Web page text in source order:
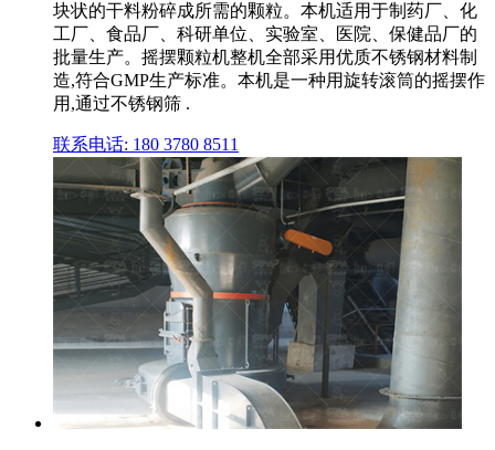
块状的干料粉碎成所需的颗粒。本机适用于制药厂、化
工厂、食品厂、科研单位、实验室、医院、保健品厂的
批量生产。摇摆颗粒机整机全部采用优质不锈钢材料制
造,符合GMP生产标准。本机是一种用旋转滚筒的摇摆作
用,通过不锈钢筛 .
联系电话: 180 3780 8511